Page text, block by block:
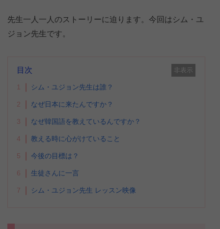
先生一人一人のストーリーに迫ります。今回はシム・ユ
ジョン先生です。
目次 非表示
1 シム・ユジョン先生は誰？
2 なぜ日本に来たんですか？
3 なぜ韓国語を教えているんですか？
4 教える時に心がけていること
5 今後の目標は？
6 生徒さんに一言
7 シム・ユジョン先生 レッスン映像